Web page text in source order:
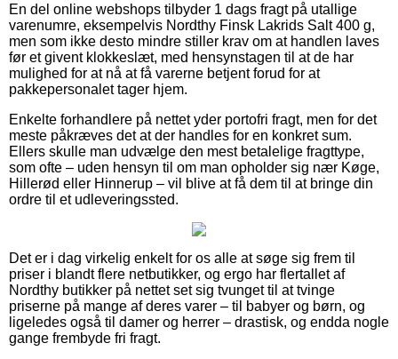
En del online webshops tilbyder 1 dags fragt på utallige
varenumre, eksempelvis Nordthy Finsk Lakrids Salt 400 g,
men som ikke desto mindre stiller krav om at handlen laves
før et givent klokkeslæt, med hensynstagen til at de har
mulighed for at nå at få varerne betjent forud for at
pakkepersonalet tager hjem.
Enkelte forhandlere på nettet yder portofri fragt, men for det
meste påkræves det at der handles for en konkret sum.
Ellers skulle man udvælge den mest betalelige fragttype,
som ofte – uden hensyn til om man opholder sig nær Køge,
Hillerød eller Hinnerup – vil blive at få dem til at bringe din
ordre til et udleveringssted.
Det er i dag virkelig enkelt for os alle at søge sig frem til
priser i blandt flere netbutikker, og ergo har flertallet af
Nordthy butikker på nettet set sig tvunget til at tvinge
priserne på mange af deres varer – til babyer og børn, og
ligeledes også til damer og herrer – drastisk, og endda nogle
gange frembyde fri fragt.